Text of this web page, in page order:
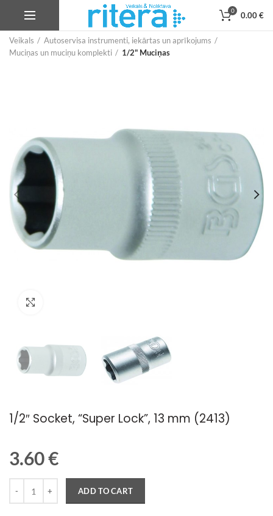
0 0.00€
Veikals
Autoservisa instrumenti, iekārtas un aprīkojums
Muciņas un muciņu komplekti
1/2" Muciņas
1/2″ Socket, “Super Lock”, 13 mm (2413)
3.60€
ADD TO CART